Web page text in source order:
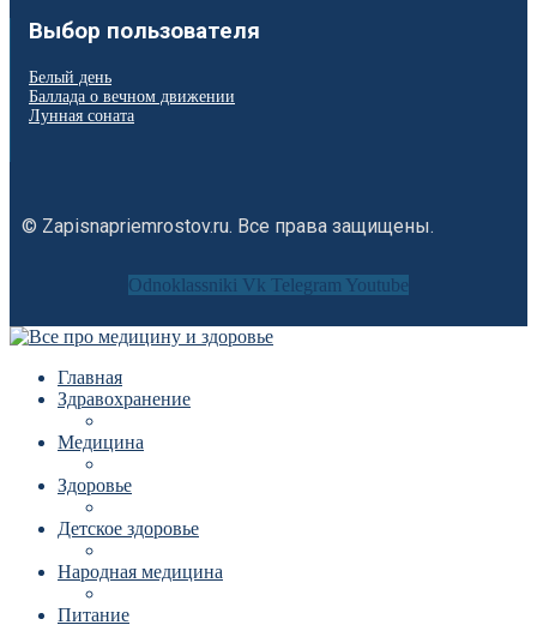
Выбор пользователя
Белый день
Баллада о вечном движении
Лунная соната
© Zapisnapriemrostov.ru. Все права защищены.
Odnoklassniki Vk Telegram Youtube
Главная
Здравохранение
Медицина
Здоровье
Детское здоровье
Народная медицина
Питание